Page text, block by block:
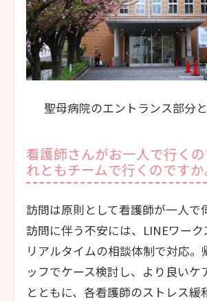
聖母病院のエントランス部分と
看護師さんがお一人で行く
れともチームで行くのですか
訪問は原則として看護師が一人で
訪問に伴う不安には、LINEワー
リアルタイムの相談体制で対応。
ッフでケース検討し、より良いケ
とともに、各看護師のストレス緩